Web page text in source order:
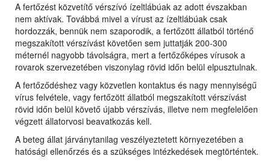
A fertőzést közvetítő vérszívó ízeltlábúak az adott évszakban
nem aktívak. Továbbá mivel a vírust az ízeltlábúak csak
hordozzák, bennük nem szaporodik, a fertőzött állatból történő
megszakított vérszívást követően sem juttatják 200-300
méternél nagyobb távolságra, mert a fertőzőképes vírusok a
rovarok szervezetében viszonylag rövid időn belül elpusztulnak.
A fertőződéshez vagy közvetlen kontaktus és nagy mennyiségű
vírus felvétele, vagy fertőzött állatból megszakított vérszívást
rövid időn belül követő újabb vérszívás, illetve nem megfelelően
végzett állatorvosi beavatkozás kell.
A beteg állat járványtanilag veszélyeztetett környezetében a
hatósági ellenőrzés és a szükséges intézkedések megtörténtek.